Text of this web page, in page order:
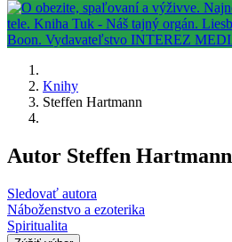
Knihy
Steffen Hartmann
Autor Steffen Hartmann
Sledovať autora
Náboženstvo a ezoterika
Spiritualita